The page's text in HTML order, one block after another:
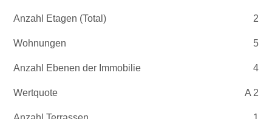
Anzahl Etagen (Total) 2
Wohnungen 5
Anzahl Ebenen der Immobilie 4
Wertquote A 2